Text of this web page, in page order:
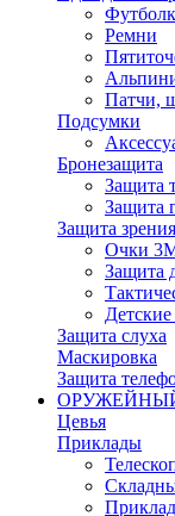
Ремни
Патчи,
Подсумки
Бронезащита
Защита
Защита
Защита зрения
Очки
Защита
Защита слуха
Маскировка
Защита
Цевья
Приклады